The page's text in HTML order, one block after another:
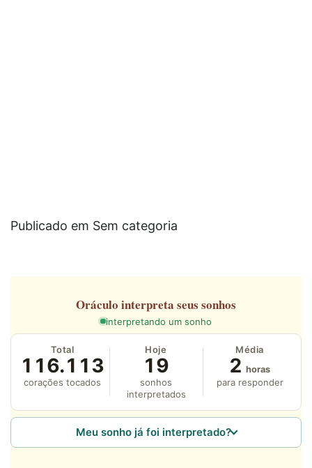
Publicado em Sem categoria
Oráculo interpreta seus sonhos
interpretando um sonho
Total
116.113
corações tocados
Hoje
19
sonhos
interpretados
Média
2 horas
para responder
Meu sonho já foi interpretado?